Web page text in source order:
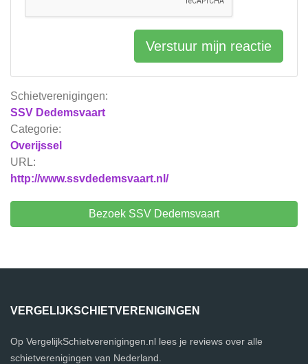
Schietverenigingen:
SSV Dedemsvaart
Categorie:
Overijssel
URL:
http://www.ssvdedemsvaart.nl/
Bezoek SSV Dedemsvaart
Verstuur mijn reactie
VERGELIJKSCHIETVERENIGINGEN
Op VergelijkSchietverenigingen.nl lees je reviews over alle
schietverenigingen van Nederland.